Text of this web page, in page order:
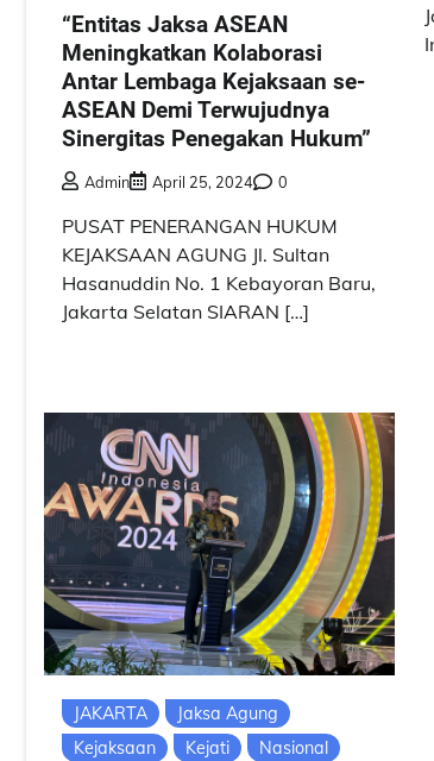
“Entitas Jaksa ASEAN
Meningkatkan Kolaborasi
Antar Lembaga Kejaksaan se-
ASEAN Demi Terwujudnya
Sinergitas Penegakan Hukum”
Admin April 25, 2024 0
PUSAT PENERANGAN HUKUM
KEJAKSAAN AGUNG Jl. Sultan
Hasanuddin No. 1 Kebayoran Baru,
Jakarta Selatan SIARAN […]
JAKARTA
Jaksa Agung
Kejaksaan
Kejati
Nasional